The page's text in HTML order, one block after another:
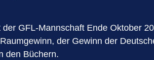
GFL-Mannschaft Ende Oktober
der Gewinn der
den Büchern.